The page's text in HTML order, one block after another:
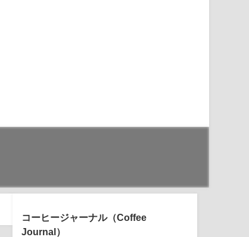
コーヒージャーナル（Coffee
Journal）